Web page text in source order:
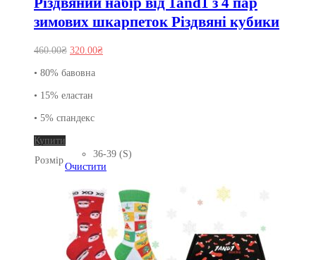
зимових шкарпеток Різдвяні кубики
460.00₴ Оригінальна
460.00₴.
320.00₴Поточна
• 80% бавовна
• 15% еластан
• 5% спандекс
Купити
товар
має
варіантів.
Параметри
можна
вибрати
на
сторінці
Розмір
36-39 (S)
Очистити